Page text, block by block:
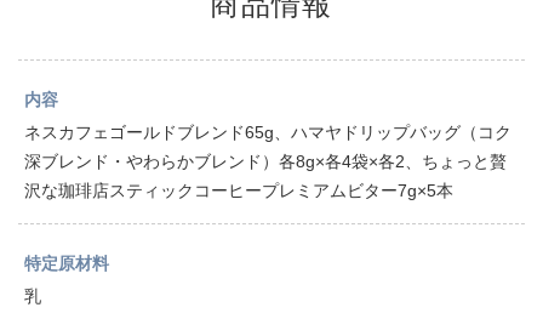
内容
ネスカフェゴールドブレンド65g、ハマヤドリップバッグ（コク
深ブレンド・やわらかブレンド）各8g×各4袋×各2、ちょっと贅
沢な珈琲店スティックコーヒープレミアムビター7g×5本
特定原材料
乳